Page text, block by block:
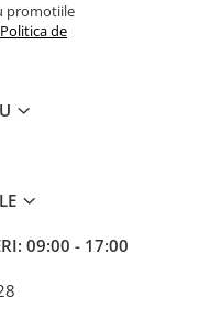
promotiile
Politica de
09:00 - 17:00